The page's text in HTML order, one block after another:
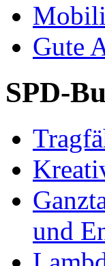
Gute
SPD-
und